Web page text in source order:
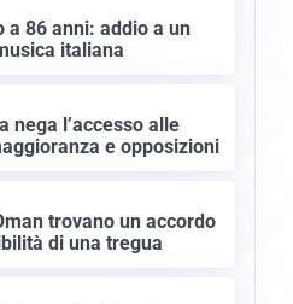
a 86 anni: addio a un
italiana
nega l’accesso alle
e opposizioni
trovano un accordo
di una tregua